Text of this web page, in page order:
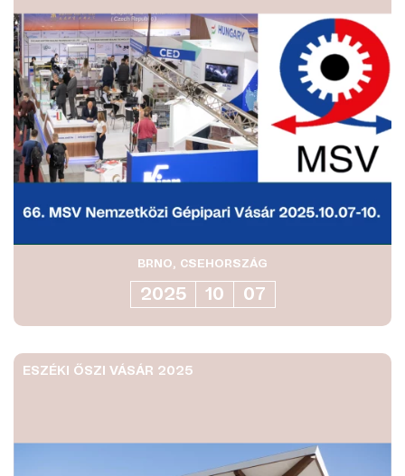
BRNO, CSEHORSZÁG
2025 10 07
ESZÉKI ŐSZI VÁSÁR 2025